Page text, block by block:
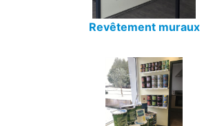
Revêtement muraux